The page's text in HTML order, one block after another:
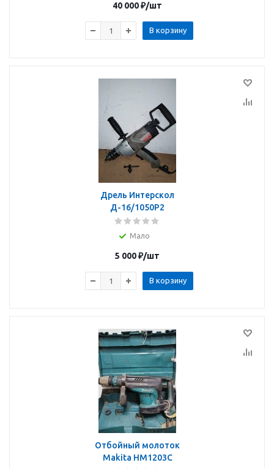
40 000₽/шт
В корзину
Дрель Интерскол
Д-16/1050Р2
Мало
5 000₽/шт
В корзину
Отбойный молоток
Makita HM1203C